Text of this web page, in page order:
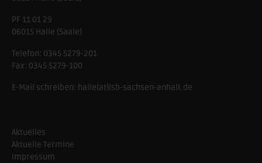
PF 11 01 29
06015 Halle (Saale)
Telefon: 0345 5279-201
Fax: 0345 5279-100
E-Mail schreiben: halle(at)lsb-sachsen-anhalt.de
Aktuelles
Aktuelle Termine
Impressum